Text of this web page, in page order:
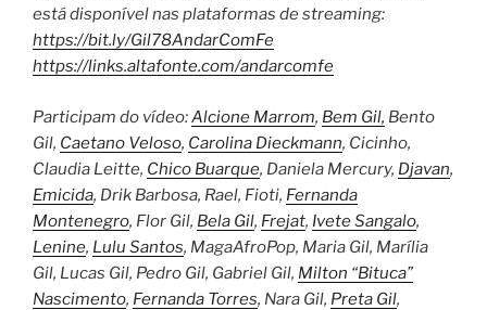
está disponível nas plataformas de streaming:
https://bit.ly/Gil78AndarComFe
https://links.altafonte.com/andarcomfe
Participam do vídeo:Alcione Marrom, Bem Gil, Bento
Gil, Caetano Veloso, Carolina Dieckmann, Cicinho,
Claudia Leitte, Chico Buarque, Daniela Mercury, Djavan,
Emicida, Drik Barbosa, Rael, Fioti, Fernanda
Montenegro, Flor Gil, Bela Gil, Frejat, Ivete Sangalo,
Lenine, Lulu Santos, MagaAfroPop, Maria Gil, Marília
Gil, Lucas Gil, Pedro Gil, Gabriel Gil, Milton “Bituca”
Nascimento, Fernanda Torres, Nara Gil, Preta Gil,